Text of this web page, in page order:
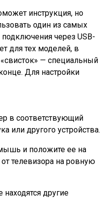
инструкция, но
один из самых
через USB-
для тех моделей, в
— специальный
Для настройки
в соответствующий
или другого устройства.
и положите ее на
телевизора на ровную
находятся другие